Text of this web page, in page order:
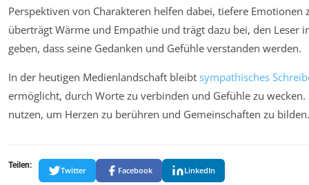
Perspektiven von Charakteren helfen dabei, tiefere
überträgt Wärme und Empathie und trägt dazu bei, den Leser
geben, dass seine Gedanken und Gefühle verstanden werden.
In der heutigen Medienlandschaft bleibt sympathisches
ermöglicht, durch Worte zu verbinden und Gefühle zu wecken.
nutzen, um Herzen zu berühren und Gemeinschaften zu bilden.
Teilen:
Twitter Facebook LinkedIn